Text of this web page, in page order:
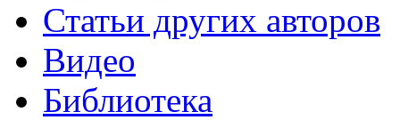
Статьи других авторов
Видео
Библиотека